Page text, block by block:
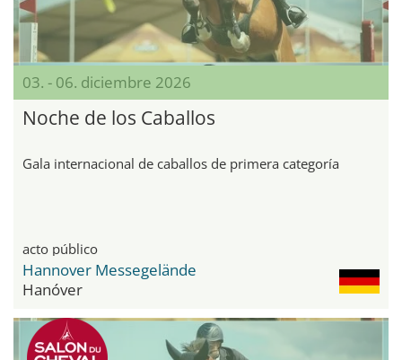
03. - 06. diciembre 2026
Noche de los Caballos
Gala internacional de caballos de primera categoría
acto público
Hannover Messegelände
Hanóver